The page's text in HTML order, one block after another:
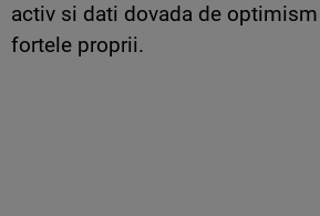
activ si dati dovada de
fortele proprii.